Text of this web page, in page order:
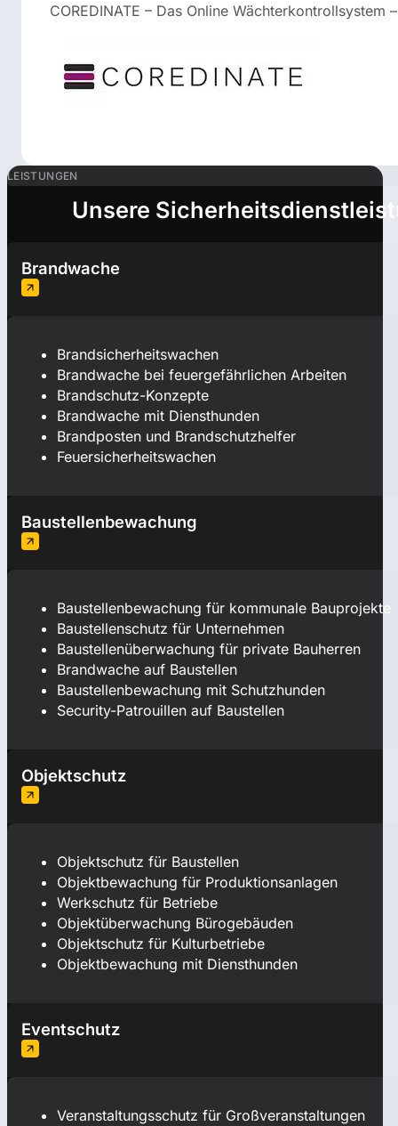
COREDINATE – Das Online
LEISTUNGEN
Unsere
Brandwache
Brandsicherheitswachen
Brandwache bei feuergefährlichen Arbeiten
Brandschutz-Konzepte
Brandwache mit Diensthunden
Brandposten und Brandschutzhelfer
Feuersicherheitswachen
Baustellenbewachung
Baustellenbewachung für kommunale Bauprojekte
Baustellenschutz für Unternehmen
Baustellenüberwachung für private Bauherren
Brandwache auf Baustellen
Baustellenbewachung mit Schutzhunden
Security-Patrouillen auf Baustellen
Objektschutz
Objektschutz für Baustellen
Objektbewachung für Produktionsanlagen
Werkschutz für Betriebe
Objektüberwachung Bürogebäuden
Objektschutz für Kulturbetriebe
Objektbewachung mit Diensthunden
Eventschutz
Veranstaltungsschutz für Großveranstaltungen